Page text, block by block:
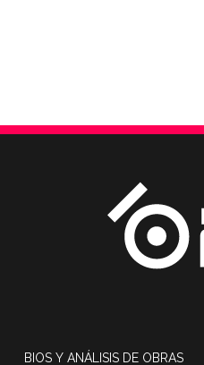
BIOS Y ANÁLISIS DE OBRAS